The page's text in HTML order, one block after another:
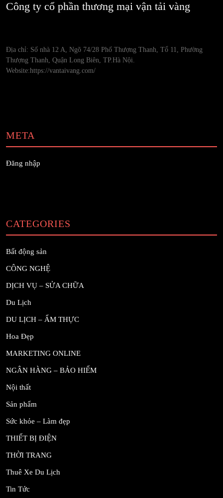
Công ty cổ phần thương mại vận tải vàng
Địa chỉ: Số nhà 12 A, Ngõ 74/28 Phố Thượng Thanh, Tổ 11, Phường
Thượng Thanh, Quận Long Biên, TP.Hà Nội.
Website:https://vantaivang.com/
META
Đăng nhập
CATEGORIES
Bất động sản
CÔNG NGHỆ
DỊCH VỤ – SỬA CHỮA
Du Lịch
DU LỊCH – ẨM THỰC
Hoa Đẹp
MARKETING ONLINE
NGÂN HÀNG – BẢO HIỂM
Nội thất
Sản phẩm
Sức khỏe – Làm đẹp
THIẾT BỊ ĐIỆN
THỜI TRANG
Thuê Xe Du Lịch
Tin Tức